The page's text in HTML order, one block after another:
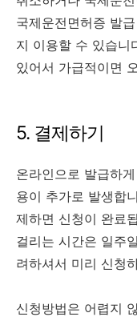
국제운전면허증 발
지 이용할 수 있습니
있어서 가급적이면
5. 결제하기
온라인으로 발급하
용이 추가로 발생합
제하면 신청이 완료
걸리는 시간은 일주
려하셔서 미리 신청
신청방법은 어렵지